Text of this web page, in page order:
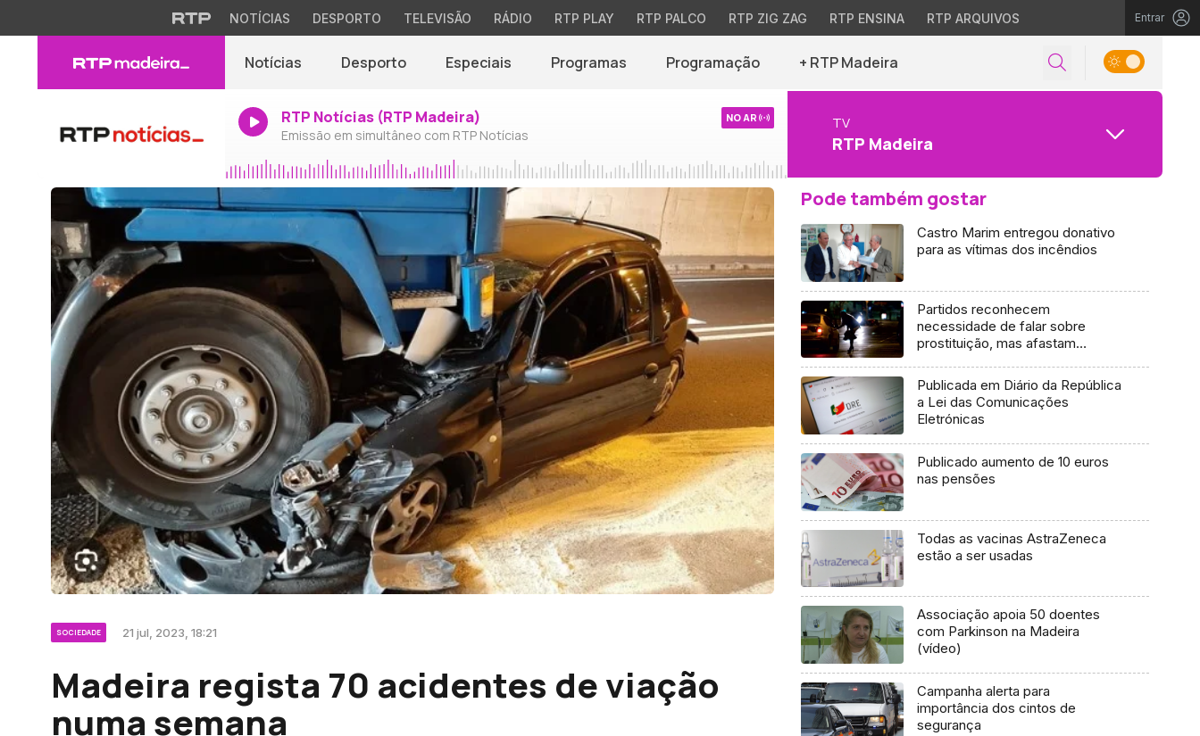
NOTÍCIAS DESPORTO TELEVISÃO RÁDIO RTP PLAY RTP PALCO RTP ZIG ZAG RTP ENSINA RTP ARQUIVOS Entrar
Notícias Desporto Especiais Programas Programação + RTP Madeira
RTP Notícias (RTP Madeira)
Emissão em simultâneo com RTP Notícias
NO AR TV
RTP Madeira
SOCIEDADE 21 jul, 2023, 18:21
Madeira regista 70 acidentes de viação
numa semana
Pode também gostar
Castro Marim entregou donativo
para as vítimas dos incêndios
Partidos reconhecem
necessidade de falar sobre
prostituição, mas afastam
Publicada em Diário da República
a Lei das Comunicações
Eletrónicas
Publicado aumento de 10 euros
nas pensões
Todas as vacinas AstraZeneca
estão a ser usadas
Associação apoia 50 doentes
com Parkinson na Madeira
(vídeo)
Campanha alerta para
importância dos cintos de
segurança